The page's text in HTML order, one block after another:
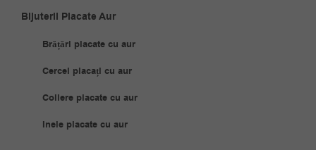
Bijuterii Placate Aur
Brățări placate cu aur
Cercei placați cu aur
Coliere placate cu aur
Inele placate cu aur